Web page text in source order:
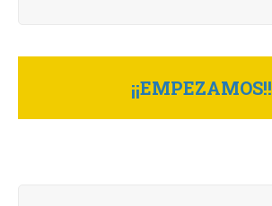
¡¡EMPEZAMOS!!